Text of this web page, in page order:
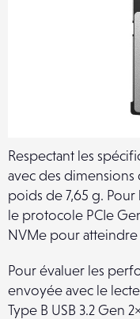
Respectant les
avec des dimensions
poids de 7,65 g.
le protocole PCIe
NVMe pour atteindre
Pour évaluer les
envoyée avec le
Type B USB 3.2 Gen